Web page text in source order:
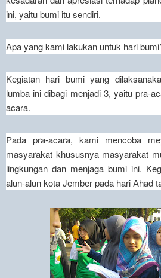
ini, yaitu bumi itu sendiri.
Apa yang kami lakukan untuk hari
Kegiatan hari bumi yang
lumba ini dibagi menjadi 3, yaitu pra-
acara.
Pada pra-acara, kami mencoba
masyarakat khususnya masyarakat
lingkungan dan menjaga bumi ini.
alun-alun kota Jember pada hari Ahad